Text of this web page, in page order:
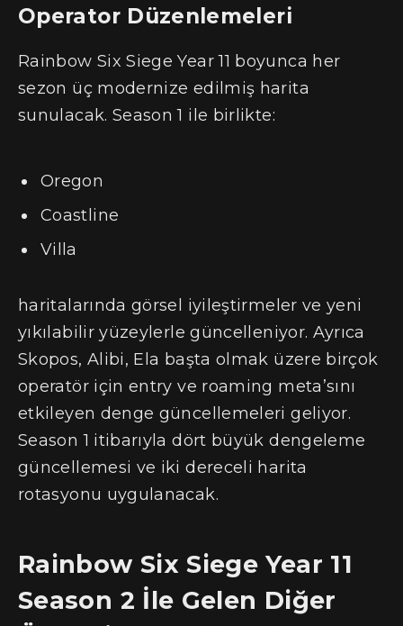
Operator Düzenlemeleri
Rainbow Six Siege Year 11 boyunca her
sezon üç modernize edilmiş harita
sunulacak. Season 1 ile birlikte:
Oregon
Coastline
Villa
haritalarında görsel iyileştirmeler ve yeni
yıkılabilir yüzeylerle güncelleniyor. Ayrıca
Skopos, Alibi, Ela başta olmak üzere birçok
operatör için entry ve roaming meta’sını
etkileyen denge güncellemeleri geliyor.
Season 1 itibarıyla dört büyük dengeleme
güncellemesi ve iki dereceli harita
rotasyonu uygulanacak.
Rainbow Six Siege Year 11
Season 2 İle Gelen Diğer